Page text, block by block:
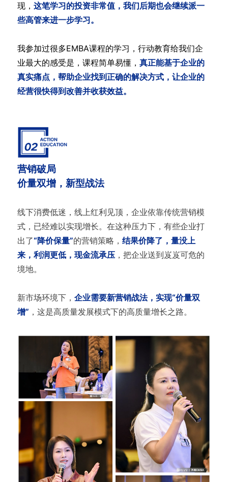
现， 这笔学习的投资非常值，我们后期也会继续派一
些高管来进一步学习。
我参加过很多EMBA课程的学习，行动教育给我们企
业最大的感受是，课程简单易懂， 真正能基于企业的
真实痛点，帮助企业找到正确的解决方式，让企业的
经营很快得到改善并收获效益。
营销破局
价量双增，新型战法
线下消费低迷，线上红利见顶，企业依靠传统营销模
式，已经难以实现增长。在这种压力下，有些企业打
出了“降价保量”的营销策略， 结果价降了，量没上
来，利润更低，现金流承压，把企业送到岌岌可危的
境地。
新市场环境下， 企业需要新营销战法，实现“价量双
增” ，这是高质量发展模式下的高质量增长之路。